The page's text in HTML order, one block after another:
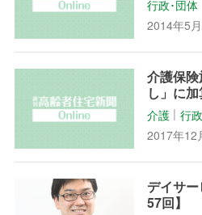
行政･団体
2014年5
介護保
し」に
介護 │行
2017年
デイサ
57回】